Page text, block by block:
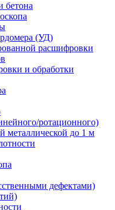
бетона
(УД)
расшифровки
и обработки
ротационного)
металлической до 1 м
дефектами)